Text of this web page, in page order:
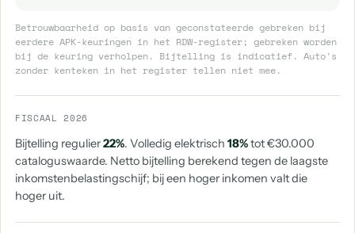
Betrouwbaarheid op basis van geconstateerde gebreken bij
eerdere APK-keuringen in het RDW-register; gebreken worden
bij de keuring verholpen. Bijtelling is indicatief. Auto's
zonder kenteken in het register tellen niet mee.
FISCAAL 2026
Bijtelling regulier22%. Volledig elektrisch 18%tot €30.000
cataloguswaarde. Netto bijtelling berekend tegen de laagste
inkomstenbelastingschijf; bij een hoger inkomen valt die
hoger uit.